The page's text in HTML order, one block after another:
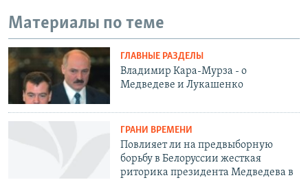
Материалы по теме
ГЛАВНЫЕ РАЗДЕЛЫ
Владимир Кара-Мурза - о
Медведеве и Лукашенко
ГРАНИ ВРЕМЕНИ
Повлияет ли на предвыборную
борьбу в Белоруссии жесткая
риторика президента Медведева в